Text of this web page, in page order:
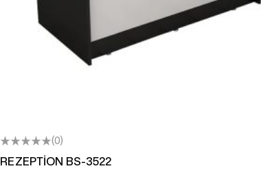
(0)
REZEPTİON BS-3522